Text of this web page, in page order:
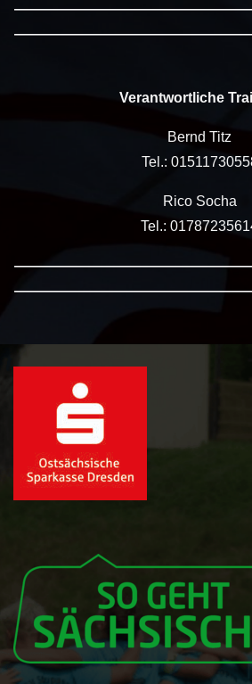
Verantwortliche
Bernd Titz
Tel.:
Rico Socha
Tel.: